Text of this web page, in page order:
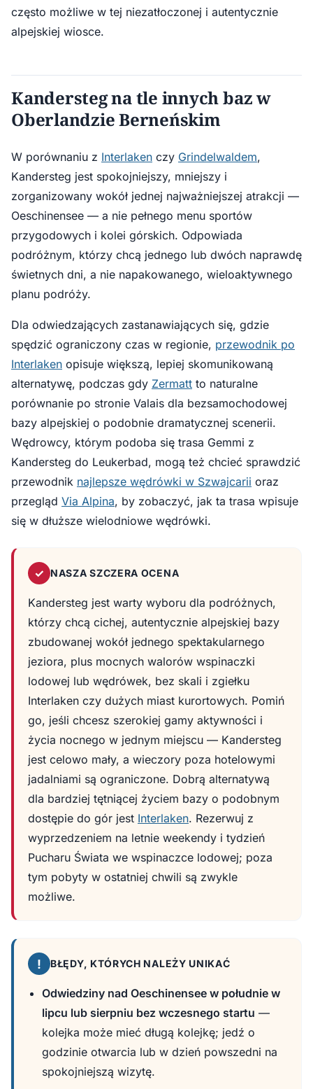
często możliwe w tej niezatłoczonej i autentycznie
alpejskiej wiosce.
Kandersteg na tle innych baz w
Oberlandzie Berneńskim
W porównaniu z Interlaken czy Grindelwaldem,
Kandersteg jest spokojniejszy, mniejszy i
zorganizowany wokół jednej najważniejszej atrakcji —
Oeschinensee — a nie pełnego menu sportów
przygodowych i kolei górskich. Odpowiada
podróżnym, którzy chcą jednego lub dwóch naprawdę
świetnych dni, a nie napakowanego, wieloaktywnego
planu podróży.
Dla odwiedzających zastanawiających się, gdzie
spędzić ograniczony czas w regionie, przewodnik po
Interlaken opisuje większą, lepiej skomunikowaną
alternatywę, podczas gdy Zermatt to naturalne
porównanie po stronie Valais dla bezsamochodowej
bazy alpejskiej o podobnie dramatycznej scenerii.
Wędrowcy, którym podoba się trasa Gemmi z
Kandersteg do Leukerbad, mogą też chcieć sprawdzić
przewodnik najlepsze wędrówki w Szwajcarii oraz
przegląd Via Alpina, by zobaczyć, jak ta trasa wpisuje
się w dłuższe wielodniowe wędrówki.
✓ NASZA SZCZERA OCENA
Kandersteg jest warty wyboru dla podróżnych,
którzy chcą cichej, autentycznie alpejskiej bazy
zbudowanej wokół jednego spektakularnego
jeziora, plus mocnych walorów wspinaczki
lodowej lub wędrówek, bez skali i zgiełku
Interlaken czy dużych miast kurortowych. Pomiń
go, jeśli chcesz szerokiej gamy aktywności i
życia nocnego w jednym miejscu — Kandersteg
jest celowo mały, a wieczory poza hotelowymi
jadalniami są ograniczone. Dobrą alternatywą
dla bardziej tętniącej życiem bazy o podobnym
dostępie do gór jest Interlaken. Rezerwuj z
wyprzedzeniem na letnie weekendy i tydzień
Pucharu Świata we wspinaczce lodowej; poza
tym pobyty w ostatniej chwili są zwykle
możliwe.
! BŁĘDY, KTÓRYCH NALEŻY UNIKAĆ
Odwiedziny nad Oeschinensee w południe w
lipcu lub sierpniu bez wczesnego startu —
kolejka może mieć długą kolejkę; jedź o
godzinie otwarcia lub w dzień powszedni na
spokojniejszą wizytę.